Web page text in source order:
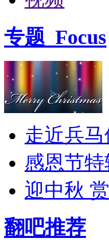
专题 Focus
走近兵马
感恩节
迎中秋
翻吧推荐